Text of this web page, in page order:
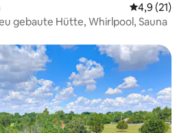
4,9 (21)
gebaute Hütte, Whirlpool, Sauna